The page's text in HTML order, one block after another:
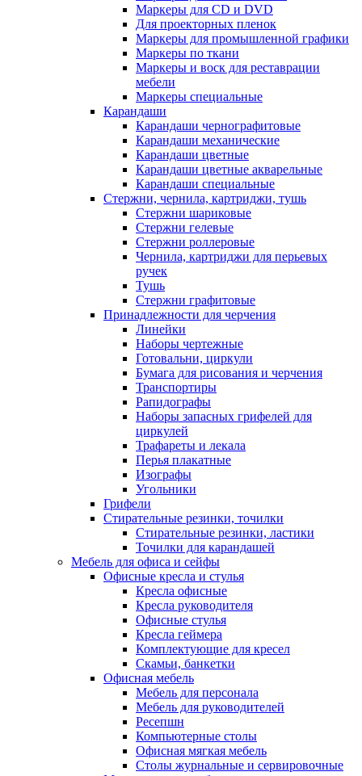
Маркеры для CD и DVD
Для проекторных пленок
Маркеры для промышленной графики
Маркеры по ткани
Маркеры и воск для реставрации
мебели
Маркеры специальные
Карандаши
Карандаши чернографитовые
Карандаши механические
Карандаши цветные
Карандаши цветные акварельные
Карандаши специальные
Стержни, чернила, картриджи, тушь
Стержни шариковые
Стержни гелевые
Стержни роллеровые
Чернила, картриджи для перьевых
ручек
Тушь
Стержни графитовые
Принадлежности для черчения
Линейки
Наборы чертежные
Готовальни, циркули
Бумага для рисования и черчения
Транспортиры
Рапидографы
Наборы запасных грифелей для
циркулей
Трафареты и лекала
Перья плакатные
Изографы
Угольники
Грифели
Стирательные резинки, точилки
Стирательные резинки, ластики
Точилки для карандашей
Мебель для офиса и сейфы
Офисные кресла и стулья
Кресла офисные
Кресла руководителя
Офисные стулья
Кресла геймера
Комплектующие для кресел
Скамьи, банкетки
Офисная мебель
Мебель для персонала
Мебель для руководителей
Ресепшн
Компьютерные столы
Офисная мягкая мебель
Столы журнальные и сервировочные